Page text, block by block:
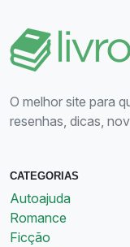
O melhor site para
resenhas, dicas,
CATEGORIAS
Autoajuda
Romance
Ficção